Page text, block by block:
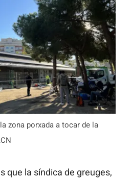
zona porxada a tocar de la
que la síndica de greuges,